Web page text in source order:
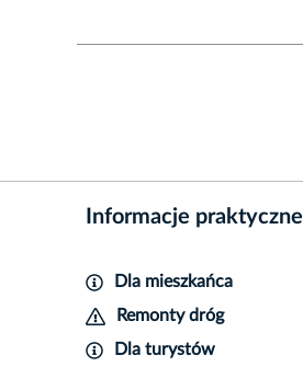
Informacje praktyczne
Dla mieszkańca
Remonty dróg
Dla turystów